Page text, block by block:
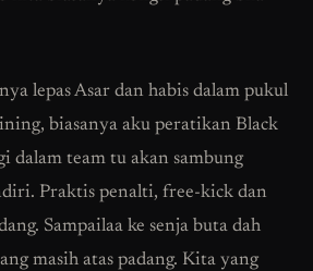
lepas Asar dan habis dalam pukul
biasanya aku peratikan Black
dalam team tu akan sambung
Praktis penalti, free-kick dan
Sampailaa ke senja buta dah
masih atas padang. Kita yang